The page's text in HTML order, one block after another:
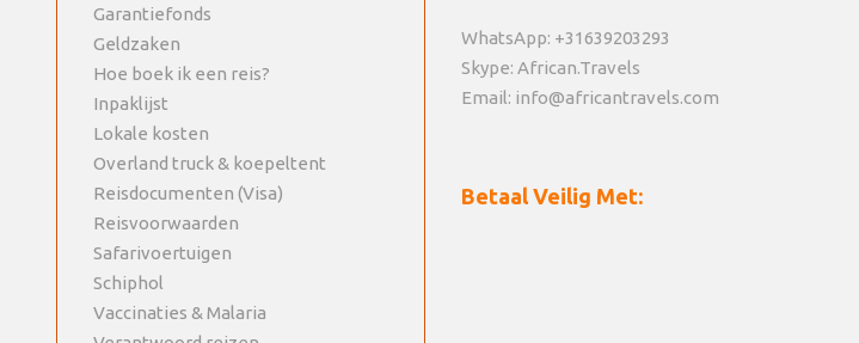
Garantiefonds
Geldzaken
Hoe boek ik een reis?
Inpaklijst
Lokale kosten
Overland truck & koepeltent
Reisdocumenten (Visa)
Reisvoorwaarden
Safarivoertuigen
Schiphol
Vaccinaties & Malaria
WhatsApp: +31639203293
Skype: African.Travels
Email: info@africantravels.com
Betaal Veilig Met: